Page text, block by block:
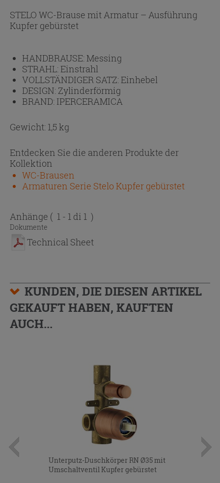
STELO WC-Brause mit Armatur – Ausführung
Kupfer gebürstet
HANDBRAUSE:Messing
STRAHL:Einstrahl
VOLLSTÄNDIGER SATZ:Einhebel
DESIGN: Zylinderförmig
BRAND: IPERCERAMICA
Gewicht: 1,5 kg
Entdecken Sie die anderen Produkte der
Kollektion
WC-Brausen
Armaturen Serie Stelo Kupfer gebürstet
Anhänge ( 1 - 1 di 1 )
Dokumente
Technical Sheet
KUNDEN, DIE DIESEN ARTIKEL
GEKAUFT HABEN, KAUFTEN
AUCH...
Unterputz-Duschkörper RN Ø35 mit
Umschaltventil Kupfer gebürstet